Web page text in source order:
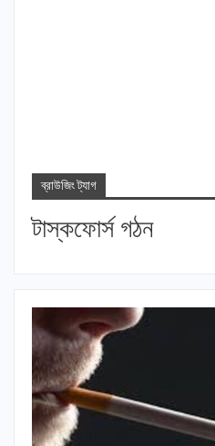
ব্রাউজিং ট্যাগ
টাস্কফোর্স গঠন